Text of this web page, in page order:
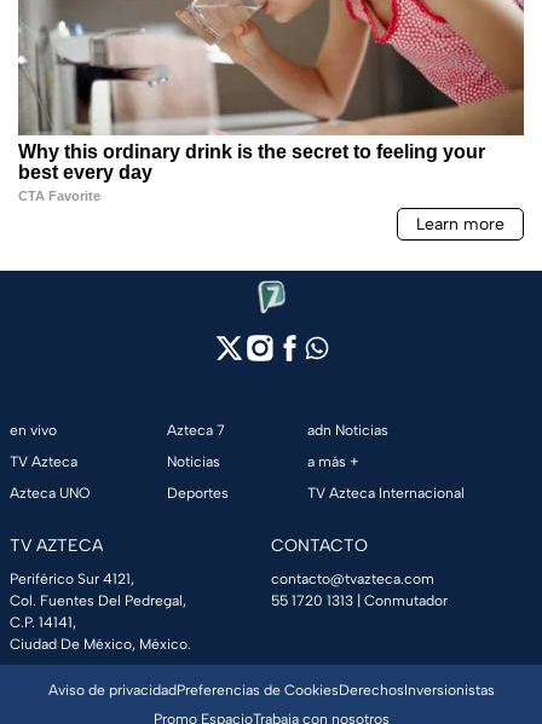
en vivo
TV Azteca
Azteca UNO
Azteca 7
Noticias
Deportes
adn Noticias
a más +
TV Azteca Internacional
TV AZTECA
Periférico Sur 4121,
Col. Fuentes Del Pedregal,
C.P. 14141,
Ciudad De México, México.
CONTACTO
contacto@tvazteca.com
55 1720 1313 | Conmutador
Aviso de privacidadPreferencias de CookiesDerechosInversionistas
Promo EspacioTrabaja con nosotros